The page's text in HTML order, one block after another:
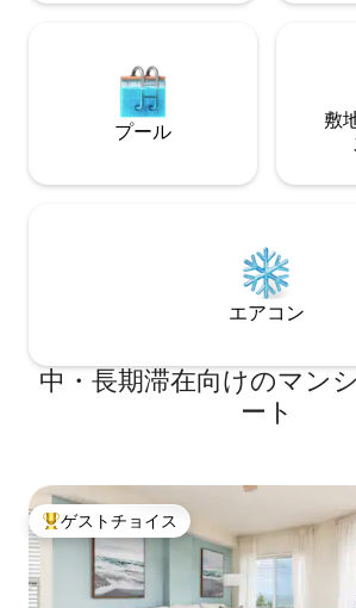
プール
敷
エアコン
中・長期滞在向けのマン
ート
大好評のゲストチョイスです。
ゲストチョイス